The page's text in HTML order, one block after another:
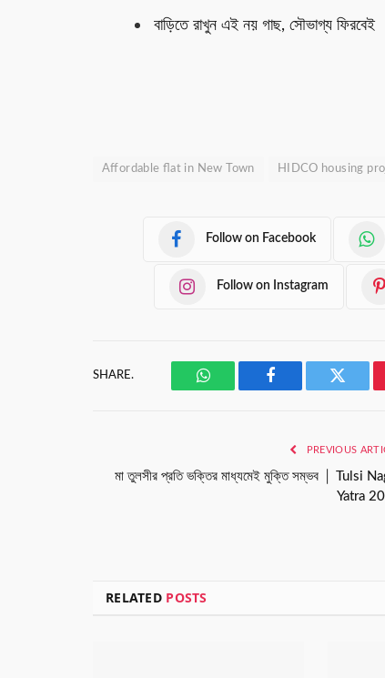
বাড়িতে রাখুন এই নয় গাছ, সৌভাগ্য ফিরবেই
Affordable flat in New Town HIDCO housing
Follow on Facebook
Follow on Instagram
SHARE.
WhatsAppFacebook Twitter
PREVIOUS
মা তুলসীর প্রতি ভক্তির মাধ্যমেই মুক্তি সম্ভব │ Tulsi
Yatra
RELATED POSTS